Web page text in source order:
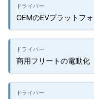
OEMのEVプラットフ
商用フリートの電動化